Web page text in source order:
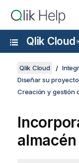
Qlik Cloud
Qlik Cloud
Diseñar su
Creación y gestión